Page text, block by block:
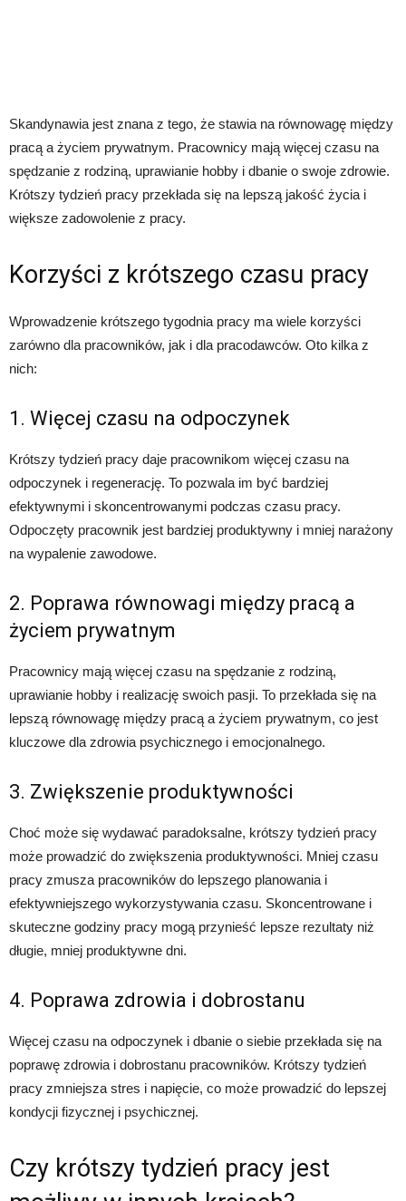
Skandynawia jest znana z tego, że stawia na równowagę między
pracą a życiem prywatnym. Pracownicy mają więcej czasu na
spędzanie z rodziną, uprawianie hobby i dbanie o swoje zdrowie.
Krótszy tydzień pracy przekłada się na lepszą jakość życia i
większe zadowolenie z pracy.
Korzyści z krótszego czasu pracy
Wprowadzenie krótszego tygodnia pracy ma wiele korzyści
zarówno dla pracowników, jak i dla pracodawców. Oto kilka z
nich:
1. Więcej czasu na odpoczynek
Krótszy tydzień pracy daje pracownikom więcej czasu na
odpoczynek i regenerację. To pozwala im być bardziej
efektywnymi i skoncentrowanymi podczas czasu pracy.
Odpoczęty pracownik jest bardziej produktywny i mniej narażony
na wypalenie zawodowe.
2. Poprawa równowagi między pracą a
życiem prywatnym
Pracownicy mają więcej czasu na spędzanie z rodziną,
uprawianie hobby i realizację swoich pasji. To przekłada się na
lepszą równowagę między pracą a życiem prywatnym, co jest
kluczowe dla zdrowia psychicznego i emocjonalnego.
3. Zwiększenie produktywności
Choć może się wydawać paradoksalne, krótszy tydzień pracy
może prowadzić do zwiększenia produktywności. Mniej czasu
pracy zmusza pracowników do lepszego planowania i
efektywniejszego wykorzystywania czasu. Skoncentrowane i
skuteczne godziny pracy mogą przynieść lepsze rezultaty niż
długie, mniej produktywne dni.
4. Poprawa zdrowia i dobrostanu
Więcej czasu na odpoczynek i dbanie o siebie przekłada się na
poprawę zdrowia i dobrostanu pracowników. Krótszy tydzień
pracy zmniejsza stres i napięcie, co może prowadzić do lepszej
kondycji fizycznej i psychicznej.
Czy krótszy tydzień pracy jest